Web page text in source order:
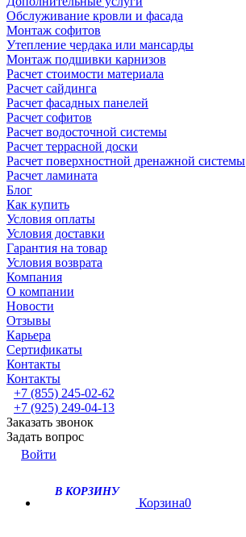
Обслуживание кровли и фасада
Монтаж софитов
Утепление чердака или мансарды
Монтаж подшивки карнизов
Расчет стоимости материала
Расчет сайдинга
Расчет фасадных панелей
Расчет софитов
Расчет водосточной системы
Расчет террасной доски
Расчет поверхностной дренажной системы
Расчет ламината
Блог
Как купить
Условия оплаты
Условия доставки
Гарантия на товар
Условия возврата
Компания
О компании
Новости
Отзывы
Карьера
Сертификаты
Контакты
Контакты
+7 (855) 245-02-62
+7 (925) 249-04-13
Заказать звонок
Задать вопрос
Войти
В КОРЗИНУ
Корзина0